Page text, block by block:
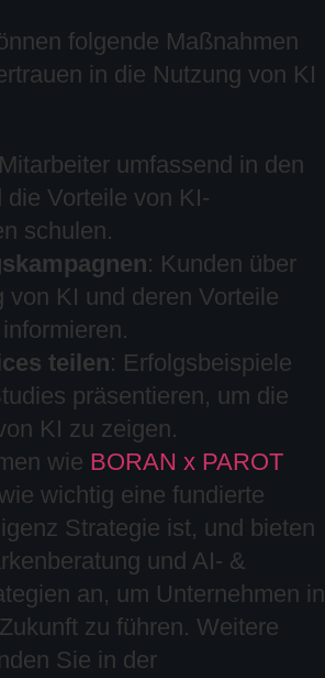
folgende Maßnahmen
in die Nutzung von KI
umfassend in den
die Vorteile von KI-
schulen.
: Kunden über
von KI und deren Vorteile
teilen: Erfolgsbeispiele
präsentieren, um die
KI zu zeigen.
wie BORAN x PAROT
wichtig eine fundierte
Strategie ist, und bieten
und AI- &
an, um Unternehmen in
zu führen. Weitere
Sie in der